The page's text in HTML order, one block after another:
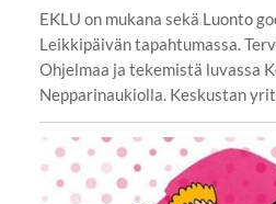
EKLU on mukana sekä Luonto
Leikkipäivän tapahtumassa.
Ohjelmaa ja tekemistä luvassa
Nepparinaukiolla. Keskustan